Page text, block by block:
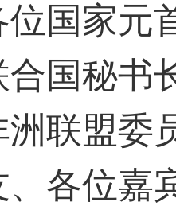
国家元
国秘书
联盟委
、各位嘉